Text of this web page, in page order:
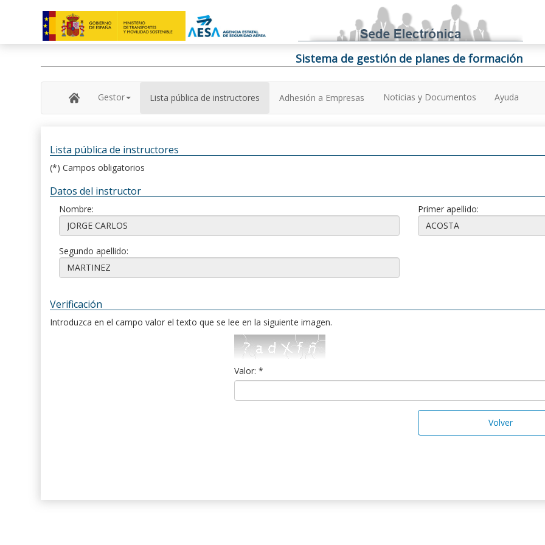
Sistema de gestión de planes de formación
Gestor Lista pública de instructores Adhesión a Empresas Noticias y Documentos Ayuda
Lista pública de instructores
(*) Campos obligatorios
Datos del instructor
Nombre: Primer apellido:
Segundo apellido:
Verificación
Introduzca en el campo valor el texto que se lee en la siguiente imagen.
Valor: *
Volver